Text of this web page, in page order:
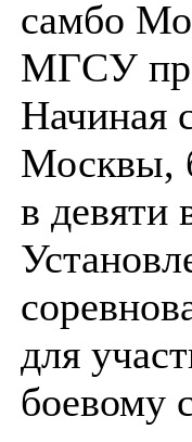
самбо
МГСУ
Начиная
Москвы,
в девяти
для
боевому